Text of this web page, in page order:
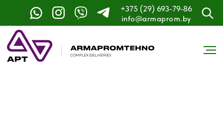
+375 (29) 693-79-86
info@armaprom.by
Контактный телефон: +375 (29) 693-79-86